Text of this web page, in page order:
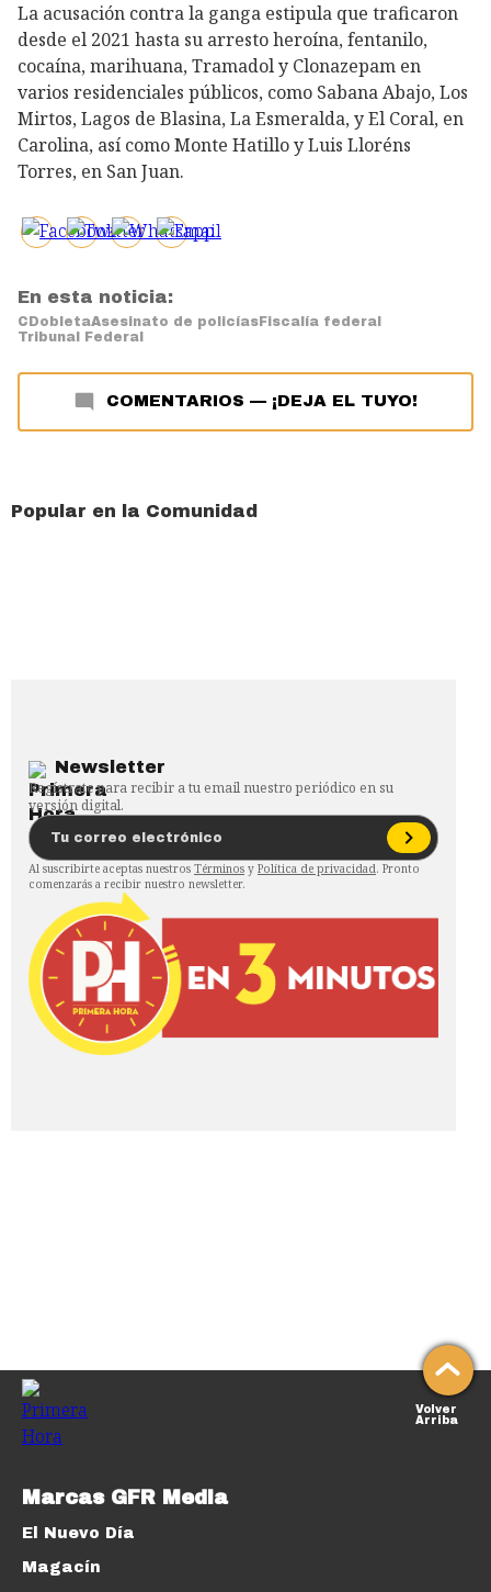
La acusación contra la ganga estipula que traficaron
desde el 2021 hasta su arresto heroína, fentanilo,
cocaína, marihuana, Tramadol y Clonazepam en
varios residenciales públicos, como Sabana Abajo, Los
Mirtos, Lagos de Blasina, La Esmeralda, y El Coral, en
Carolina, así como Monte Hatillo y Luis Lloréns
Torres, en San Juan.
En esta noticia:
CDobletaAsesinato de policías Fiscalía federal
Tribunal Federal
COMENTARIOS — ¡DEJA EL TUYO!
Popular en la Comunidad
Newsletter
Regístrate para recibir a tu email nuestro periódico en su
versión digital.
Al suscribirte aceptas nuestros Términos y Política de privacidad. Pronto
comenzarás a recibir nuestro newsletter.
Volver
Arriba
Marcas GFR Media
El Nuevo Día
Magacín